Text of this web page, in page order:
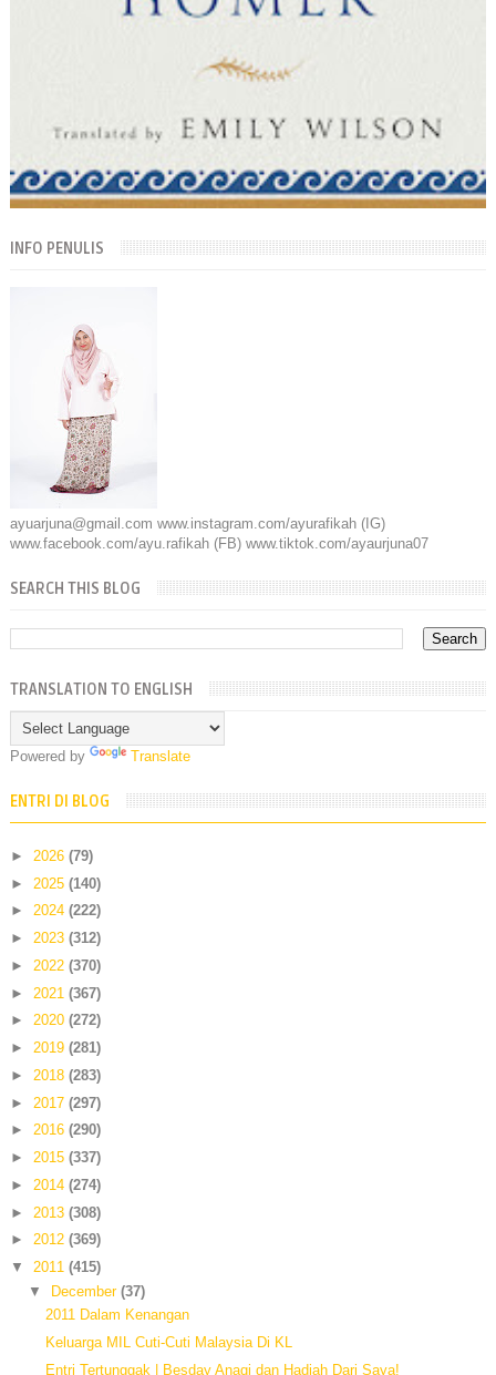
INFO PENULIS
ayuarjuna@gmail.com www.instagram.com/ayurafikah (IG)
www.facebook.com/ayu.rafikah (FB) www.tiktok.com/ayaurjuna07
SEARCH THIS BLOG
TRANSLATION TO ENGLISH
Powered by Translate
ENTRI DI BLOG
► 2026 (79)
► 2025 (140)
► 2024 (222)
► 2023 (312)
► 2022 (370)
► 2021 (367)
► 2020 (272)
► 2019 (281)
► 2018 (283)
► 2017 (297)
► 2016 (290)
► 2015 (337)
► 2014 (274)
► 2013 (308)
► 2012 (369)
▼ 2011 (415)
▼ December (37)
2011 Dalam Kenangan
Keluarga MIL Cuti-Cuti Malaysia Di KL
Entri Tertunggak | Besday Anaqi dan Hadiah Dari Saya!